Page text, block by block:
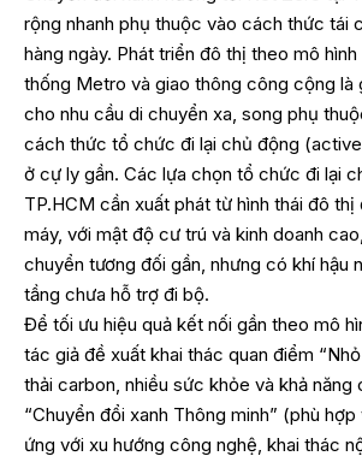
rộng nhanh phụ thuộc vào cách thức tái
hàng ngày. Phát triển đô thị theo mô
thống Metro và giao thông công cộng là
cho nhu cầu di chuyển xa, song phụ
cách thức tổ chức đi lại chủ động
ở cự ly gần. Các lựa chọn tổ chức đi lại
TP.HCM cần xuất phát từ hình thái đô
máy, với mật độ cư trú và kinh doanh
chuyển tương đối gần, nhưng có khí hậu
tầng chưa hỗ trợ đi bộ.
Để tối ưu hiệu quả kết nối gần theo mô
tác giả đề xuất khai thác quan điểm
thải carbon, nhiều sức khỏe và khả năng
“Chuyển đổi xanh Thông minh” (phù
ứng với xu hướng công nghệ, khai thác